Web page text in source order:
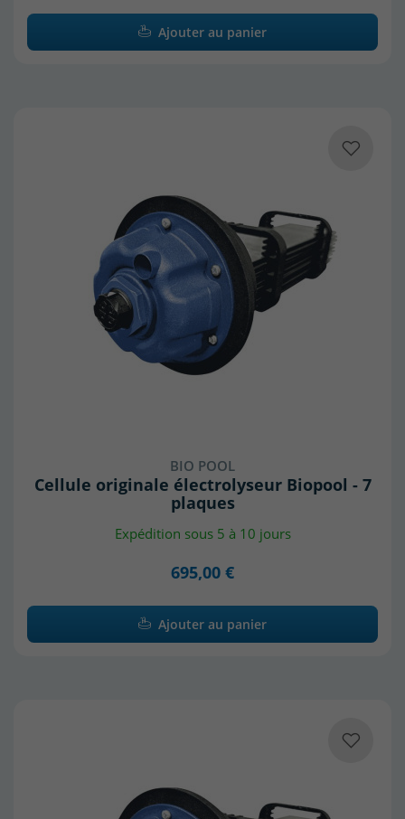
Ajouter au panier
BIO POOL
Cellule originale électrolyseur Biopool - 7
plaques
Expédition sous 5 à 10 jours
695,00 €
Ajouter au panier